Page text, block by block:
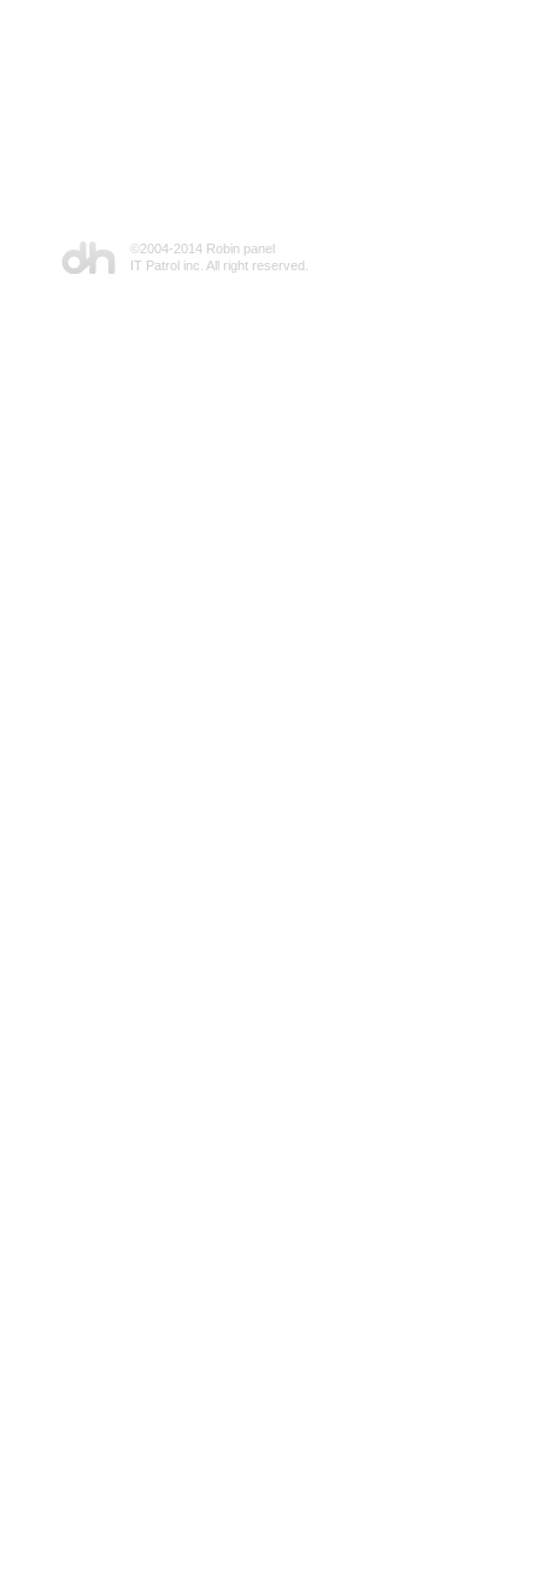
©2004-2014 Robin panel
IT Patrol inc. All right reserved.